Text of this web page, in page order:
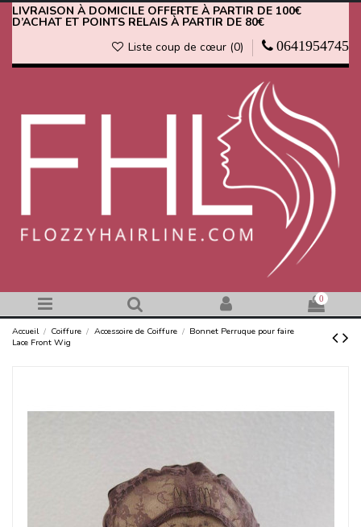
LIVRAISON À DOMICILE OFFERTE À PARTIR DE 100€
D’ACHAT ET POINTS RELAIS À PARTIR DE 80€
Liste coup de cœur (0) 0641954745
0
Accueil Coiffure Accessoire de Coiffure
Bonnet Perruque pour faire
Lace Front Wig